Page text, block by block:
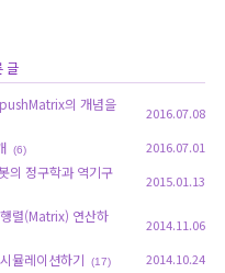
글
의 개념을
2016.07.08
(6) 2016.07.01
정구학과 역기구
2015.01.13
렬(Matrix) 연산하
2014.11.06
뮬레이션하기 (17) 2014.10.24